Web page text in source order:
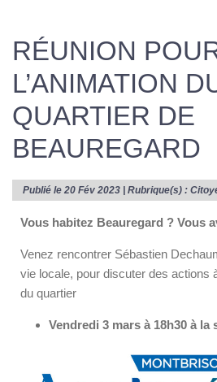
RÉUNION
L’ANIMATION
QUARTIER DE
BEAUREGARD
Publié le 20 Fév 2023 | Rubrique(s) :
Vous habitez Beauregard ? Vous
Venez rencontrer Sébastien
vie locale, pour discuter des actions
du quartier
Vendredi 3 mars à 18h30 à la